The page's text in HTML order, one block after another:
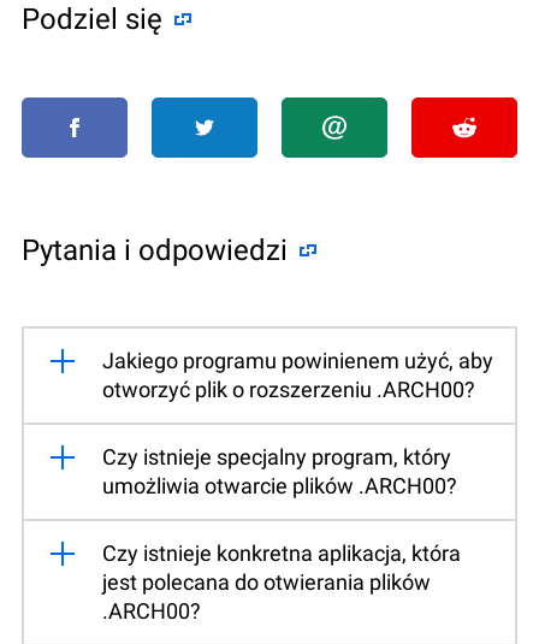
Podziel się
Pytania i odpowiedzi
Jakiego programu powinienem użyć, aby
otworzyć plik o rozszerzeniu .ARCH00?
Czy istnieje specjalny program, który
umożliwia otwarcie plików .ARCH00?
Czy istnieje konkretna aplikacja, która
jest polecana do otwierania plików
.ARCH00?